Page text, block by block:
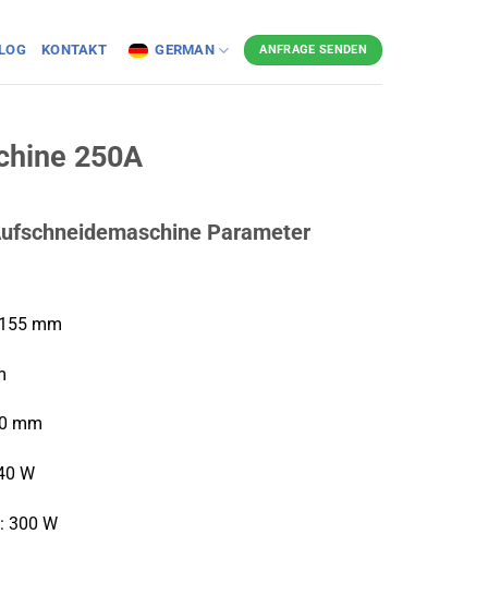
KONTAKT GERMAN ANFRAGE SENDEN
250A
Parameter
mm
mm
W
300 W